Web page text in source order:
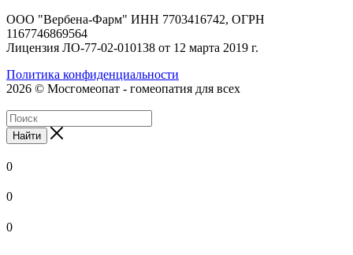
ООО "Вербена-Фарм" ИНН 7703416742, ОГРН
1167746869564
Лицензия ЛО-77-02-010138 от 12 марта 2019 г.
Политика конфиденциальности
2026 © Мосгомеопат - гомеопатия для всех
Найти
0
0
0